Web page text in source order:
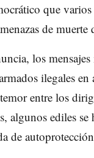
que
de
los
ilegales
entre los
algunos ediles
de